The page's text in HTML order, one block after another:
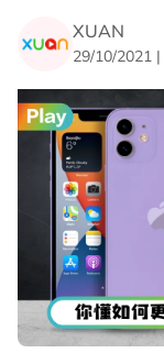
XUAN
29/10/2021